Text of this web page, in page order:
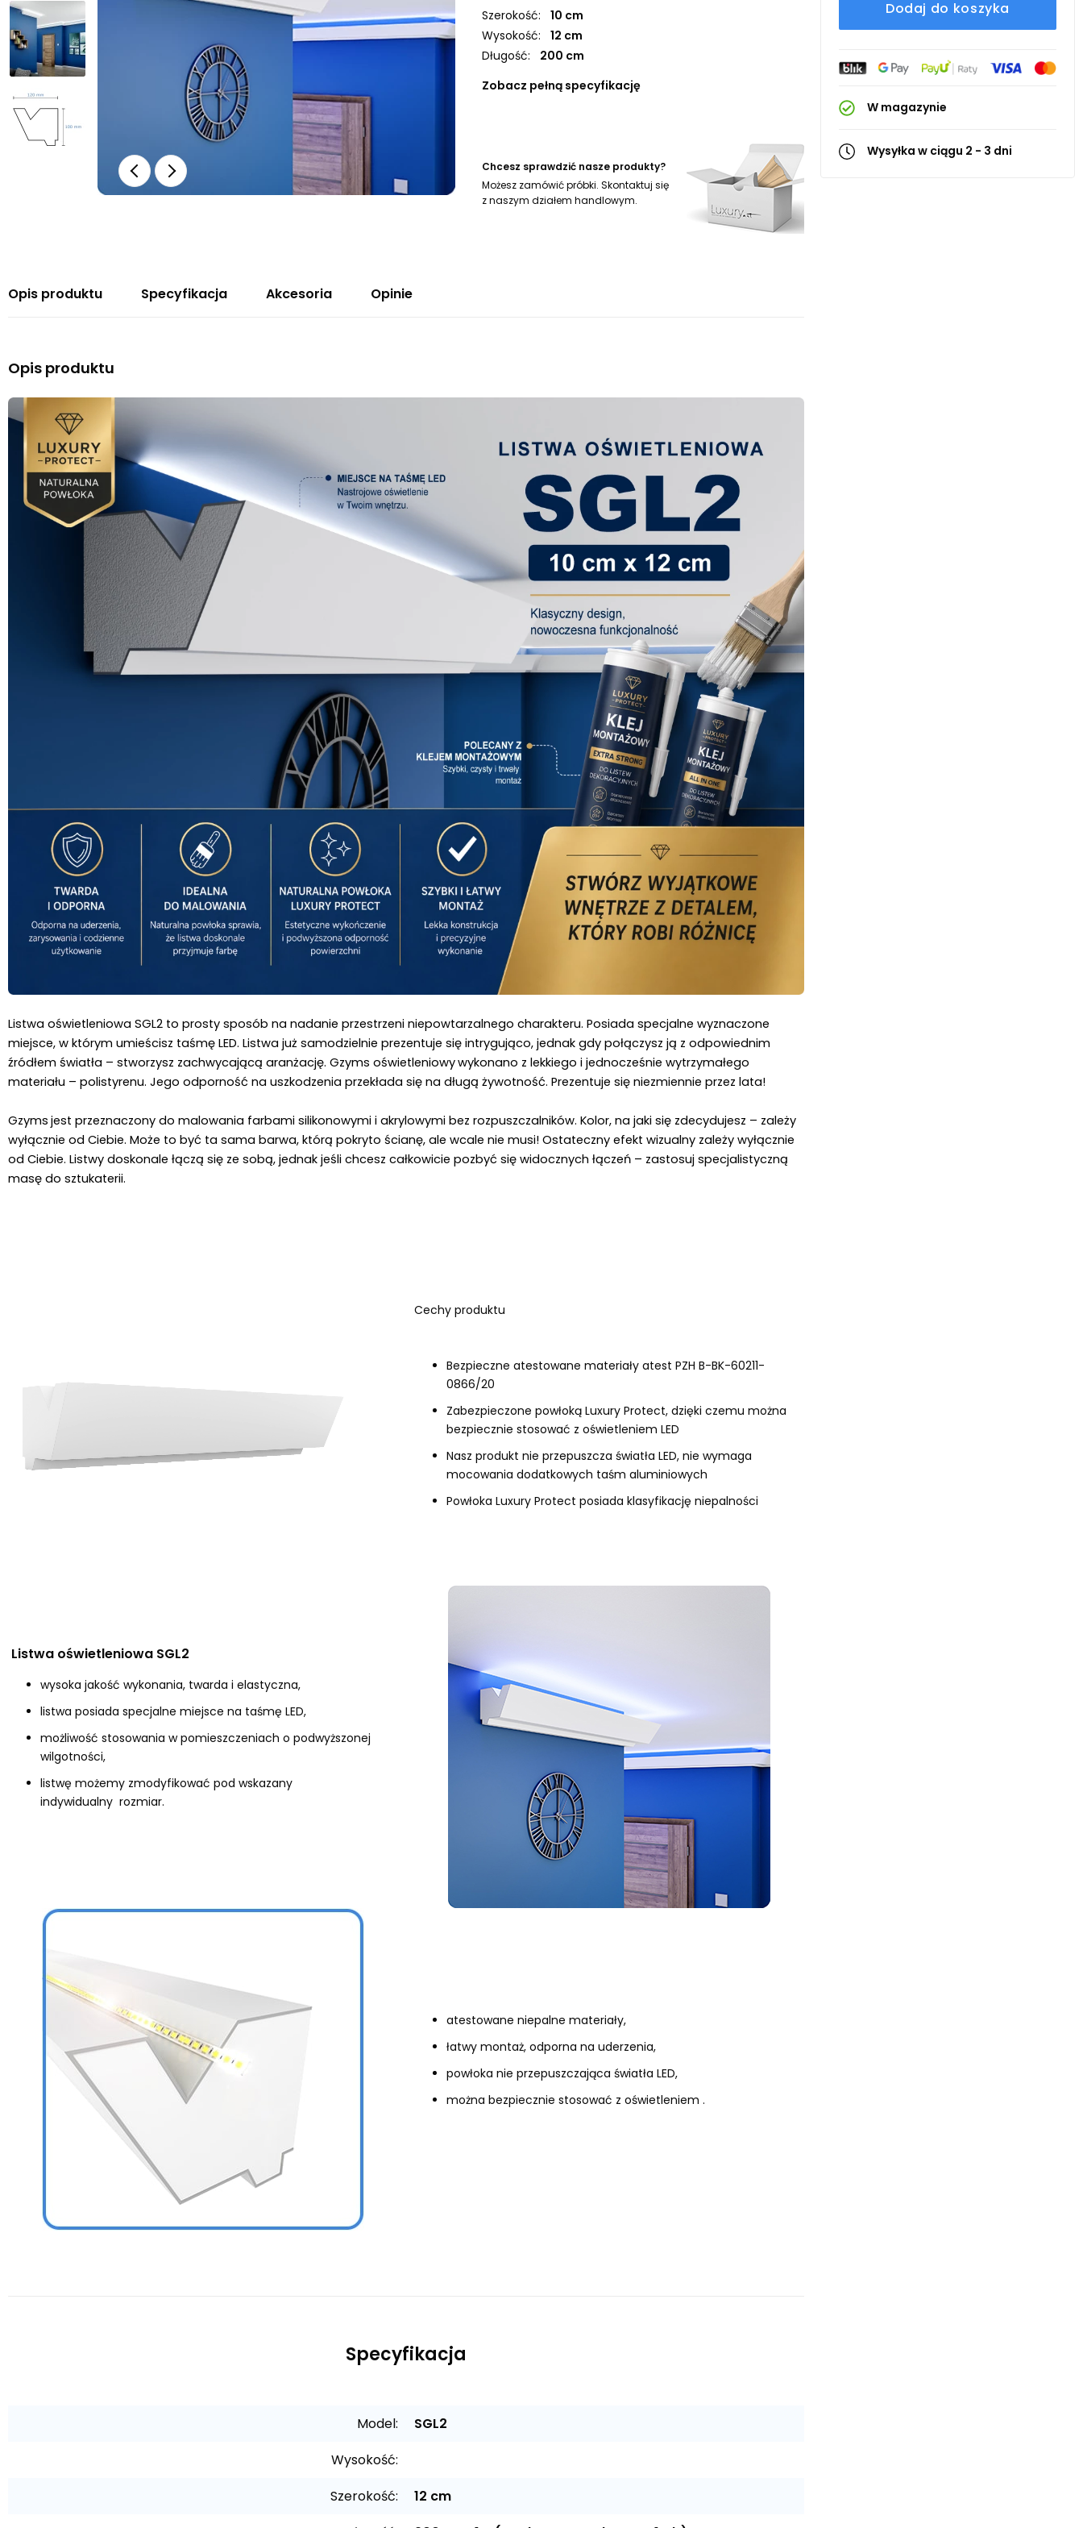
Szerokość:
10 cm
Wysokość:
12 cm
Długość:
200 cm
Zobacz pełną specyfikację
Chcesz sprawdzić nasze produkty?
Możesz zamówić próbki. Skontaktuj się
z naszym działem handlowym.
Opis produktu Specyfikacja Akcesoria Opinie
Opis produktu
Listwa oświetleniowa SGL2 to prosty sposób na nadanie przestrzeni niepowtarzalnego charakteru. Posiada specjalne wyznaczone
miejsce, w którym umieścisz taśmę LED. Listwa już samodzielnie prezentuje się intrygująco, jednak gdy połączysz ją z odpowiednim
źródłem światła – stworzysz zachwycającą aranżację. Gzyms oświetleniowywykonano z lekkiego i jednocześnie wytrzymałego
materiału – polistyrenu. Jego odporność na uszkodzenia przekłada się na długą żywotność. Prezentuje się niezmiennie przez lata!
Gzyms jest przeznaczony do malowania farbami silikonowymi i akrylowymi bez rozpuszczalników. Kolor, na jaki się zdecydujesz – zależy
wyłącznie od Ciebie. Może to być ta sama barwa, którą pokryto ścianę, ale wcale nie musi! Ostateczny efekt wizualny zależy wyłącznie
od Ciebie. Listwy doskonale łączą się ze sobą, jednak jeśli chcesz całkowicie pozbyć się widocznych łączeń – zastosuj specjalistyczną
masę do sztukaterii.
Cechy produktu
Bezpieczne atestowane materiały atest PZH B-BK-60211-
0866/20
Zabezpieczone powłoką Luxury Protect, dzięki czemu można
bezpiecznie stosować z oświetleniem LED
Nasz produkt nie przepuszcza światła LED, nie wymaga
mocowania dodatkowych taśm aluminiowych
Powłoka Luxury Protect posiada klasyfikację niepalności
Listwa oświetleniowa SGL2
wysoka jakość wykonania, twarda i elastyczna,
listwa posiada specjalne miejsce na taśmę LED,
możliwość stosowania w pomieszczeniach o podwyższonej
wilgotności,
listwę możemy zmodyfikować pod wskazany
indywidualny rozmiar.
atestowane niepalne materiały,
łatwy montaż, odporna na uderzenia,
powłoka nie przepuszczająca światła LED,
można bezpiecznie stosować z oświetleniem .
Specyfikacja
Model:
SGL2
Wysokość:
Szerokość:
12 cm
Dodaj do koszyka
W magazynie
Wysyłka w ciągu 2 - 3 dni